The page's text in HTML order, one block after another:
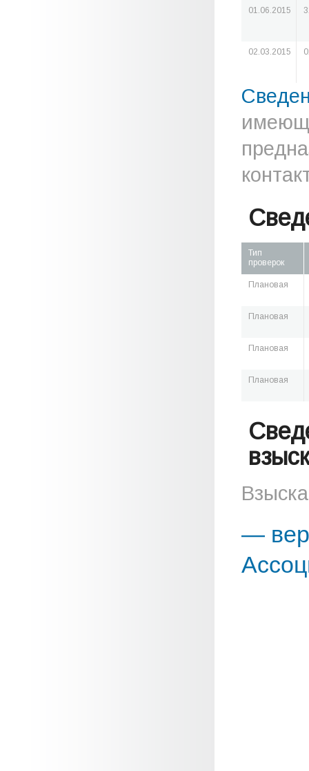
01.06.2015
02.03.2015
Тип
проверок
Плановая
Плановая
Плановая
Плановая
—